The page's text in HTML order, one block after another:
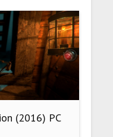
(2016) PC